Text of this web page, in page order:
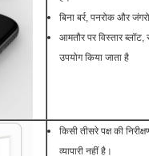
बिना बर्र, पनरोक और
आमतौर पर विस्तार
उपयोग किया जाता है
किसी तीसरे पक्ष की
व्यापारी नहीं है।